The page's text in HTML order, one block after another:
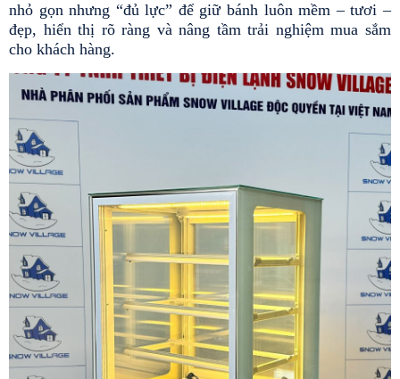
nhỏ gọn nhưng “đủ lực” để giữ bánh luôn mềm – tươi –
đẹp, hiển thị rõ ràng và nâng tầm trải nghiệm mua sắm
cho khách hàng.